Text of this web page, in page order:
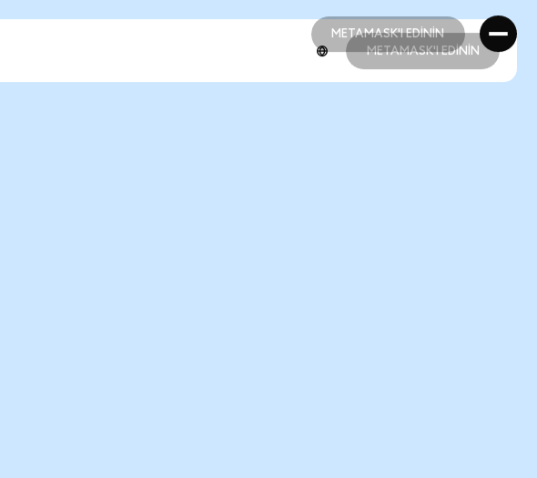
METAMASK'I EDİNİN
METAMASK'I EDİNİN
METAMASK'I EDİNİN